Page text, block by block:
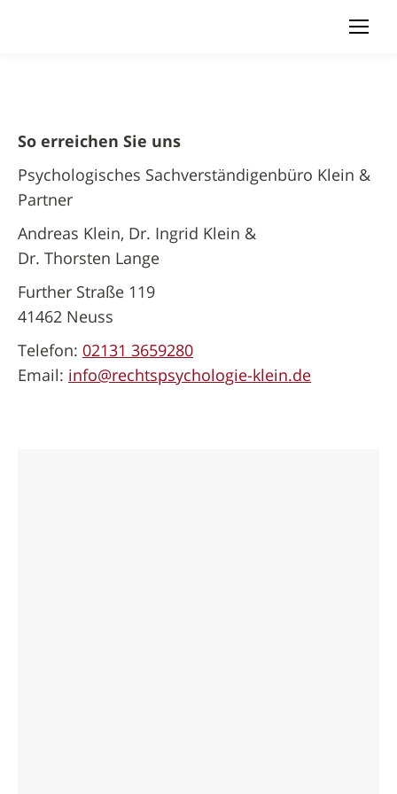
So erreichen Sie uns
Psychologisches Sachverständigenbüro Klein &
Partner
Andreas Klein, Dr. Ingrid Klein &
Dr. Thorsten Lange
Further Straße 119
41462 Neuss
Telefon: 02131 3659280
Email: info@rechtspsychologie-klein.de